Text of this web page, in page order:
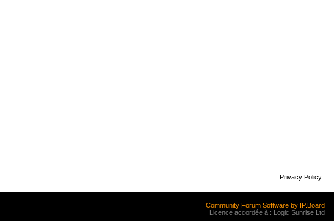
Privacy Policy
Community Forum Software by IP.Board
Licence accordée à : Logic Sunrise Ltd